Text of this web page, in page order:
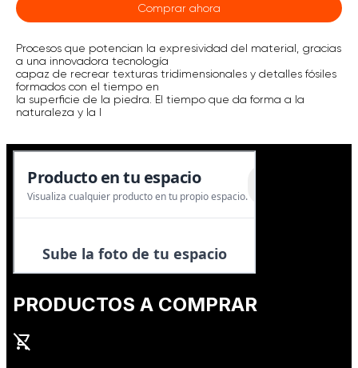
Comprar ahora
Procesos que potencian la expresividad del material, gracias
a una innovadora tecnología
capaz de recrear texturas tridimensionales y detalles fósiles
formados con el tiempo en
la superficie de la piedra. El tiempo que da forma a la
naturaleza y la l